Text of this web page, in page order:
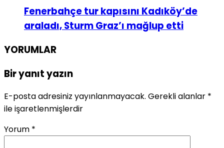
Fenerbahçe tur kapısını Kadıköy’de
araladı, Sturm Graz’ı mağlup etti
YORUMLAR
Bir yanıt yazın
E-posta adresiniz yayınlanmayacak. Gerekli alanlar *
ile işaretlenmişlerdir
Yorum *